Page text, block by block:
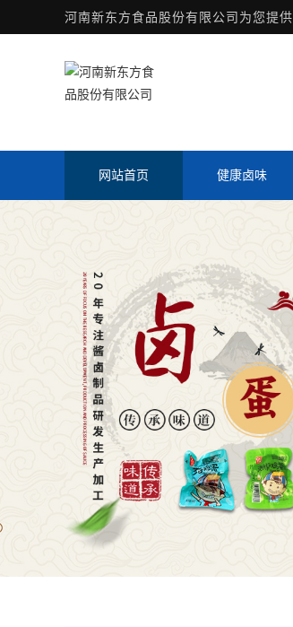
河南新东方食品股份有限公司为您提供
网站首页 健康卤味